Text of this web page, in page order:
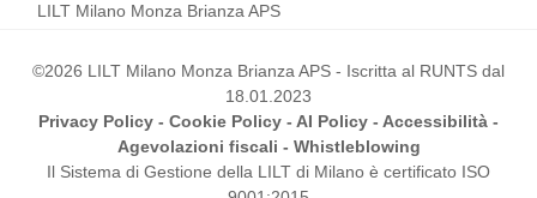
LILT Milano Monza Brianza APS
©2026 LILT Milano Monza Brianza APS - Iscritta al RUNTS dal
18.01.2023
Privacy Policy - Cookie Policy - AI Policy - Accessibilità -
Agevolazioni fiscali - Whistleblowing
Il Sistema di Gestione della LILT di Milano è certificato ISO